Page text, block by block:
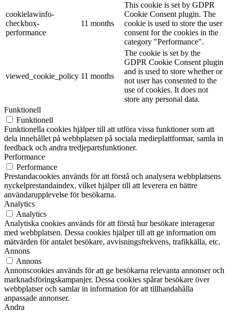
cookielawinfo-
checkbox-
performance
11 months
This cookie is set by GDPR
Cookie Consent plugin. The
cookie is used to store the user
consent for the cookies in the
category "Performance".
viewed_cookie_policy 11 months
The cookie is set by the
GDPR Cookie Consent plugin
and is used to store whether or
not user has consented to the
use of cookies. It does not
store any personal data.
Funktionell
Funktionell
Funktionella cookies hjälper till att utföra vissa funktioner som att
dela innehållet på webbplatsen på sociala medieplattformar, samla in
feedback och andra tredjepartsfunktioner.
Performance
Performance
Prestandacookies används för att förstå och analysera webbplatsens
nyckelprestandaindex, vilket hjälper till att leverera en bättre
användarupplevelse för besökarna.
Analytics
Analytics
Analytiska cookies används för att förstå hur besökare interagerar
med webbplatsen. Dessa cookies hjälper till att ge information om
mätvärden för antalet besökare, avvisningsfrekvens, trafikkälla, etc.
Annons
Annons
Annonscookies används för att ge besökarna relevanta annonser och
marknadsföringskampanjer. Dessa cookies spårar besökare över
webbplatser och samlar in information för att tillhandahålla
anpassade annonser.
Andra